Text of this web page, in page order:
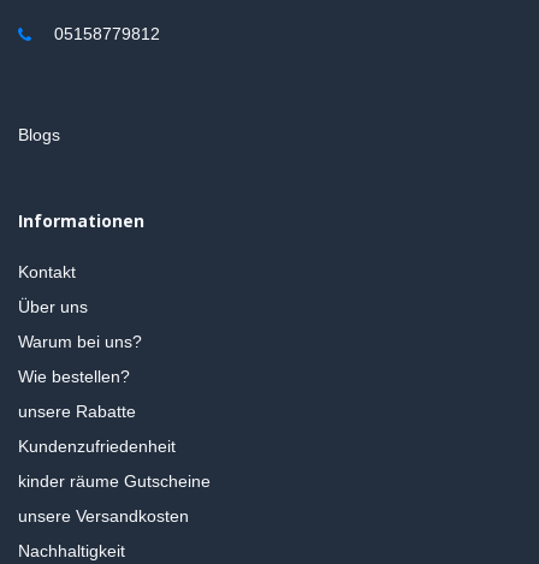
05158779812
Blogs
Informationen
Kontakt
Über uns
Warum bei uns?
Wie bestellen?
unsere Rabatte
Kundenzufriedenheit
kinder räume Gutscheine
unsere Versandkosten
Nachhaltigkeit